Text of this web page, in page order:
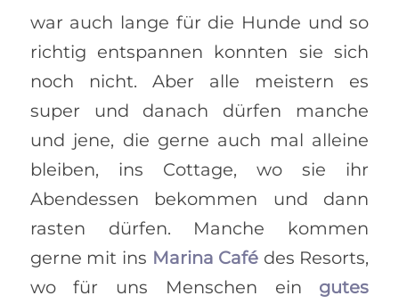
war auch lange für die Hunde und so
richtig entspannen konnten sie sich
noch nicht. Aber alle meistern es
super und danach dürfen manche
und jene, die gerne auch mal alleine
bleiben, ins Cottage, wo sie ihr
Abendessen bekommen und dann
rasten dürfen. Manche kommen
gerne mit ins Marina Café des Resorts,
wo für uns Menschen ein gutes